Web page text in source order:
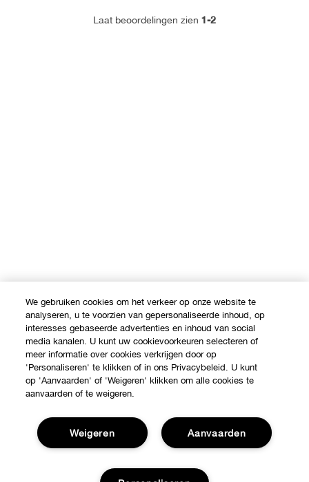
Laat beoordelingen zien 1-2
We gebruiken cookies om het verkeer op onze website te
analyseren, u te voorzien van gepersonaliseerde inhoud, op
interesses gebaseerde advertenties en inhoud van social
media kanalen. U kunt uw cookievoorkeuren selecteren of
meer informatie over cookies verkrijgen door op
'Personaliseren' te klikken of in ons Privacybeleid. U kunt
op 'Aanvaarden' of 'Weigeren' klikken om alle cookies te
aanvaarden of te weigeren.
Aanvaarden
Weigeren